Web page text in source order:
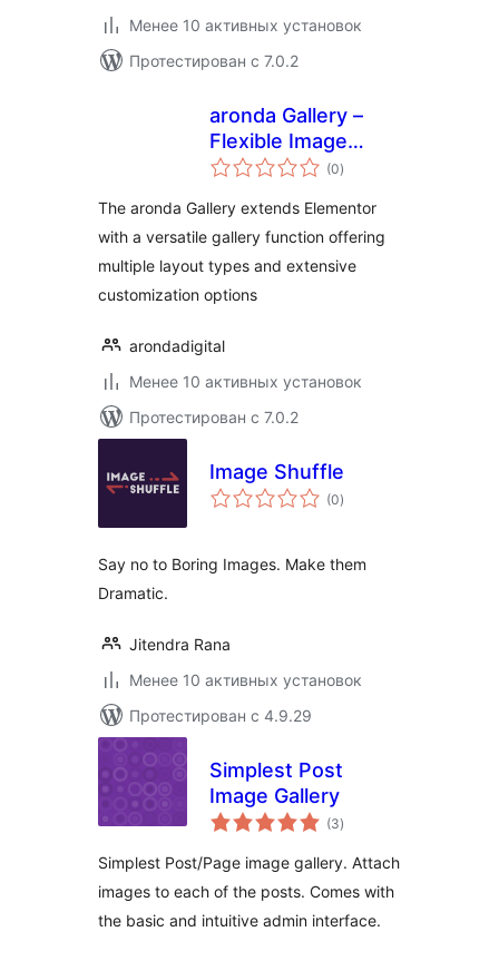
Менее 10 активных установок
Протестирован с 7.0.2
aronda Gallery –
Flexible Image
Gallery for
(0общий
рейтинг
)
The aronda Gallery extends Elementor
with a versatile gallery function offering
multiple layout types and extensive
customization options
arondadigital
Менее 10 активных установок
Протестирован с 7.0.2
Image Shuffle
(0общий
рейтинг
)
Say no to Boring Images. Make them
Dramatic.
Jitendra Rana
Менее 10 активных установок
Протестирован с 4.9.29
Simplest Post
Image Gallery
(3общий
рейтинг
)
Simplest Post/Page image gallery. Attach
images to each of the posts. Comes with
the basic and intuitive admin interface.